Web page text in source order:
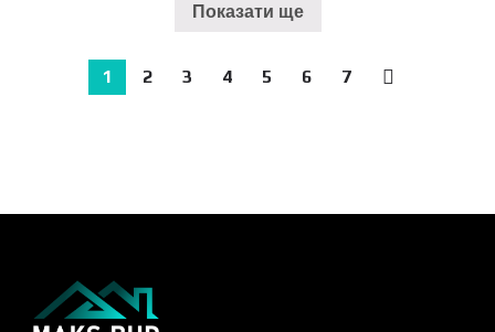
Показати ще
1 2 3 4 5 6 7 →